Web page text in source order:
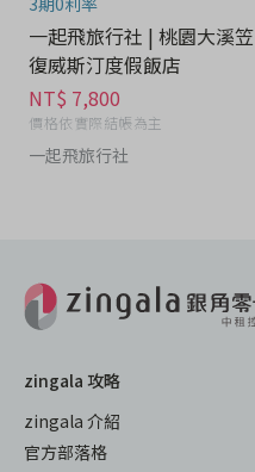
一起飛旅行社 | 桃園大溪笠
復威斯汀度假飯店
NT$ 7,800
價格依實際結帳為主
一起飛旅行社
zingala 攻略
zingala 介紹
官方部落格